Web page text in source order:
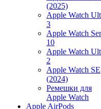
(2025)
Apple Watch
3
Apple Watch
10
Apple Watch
2
Apple Watch SE
(2024)
Ремешки для
Apple Watch
Apple AirPods